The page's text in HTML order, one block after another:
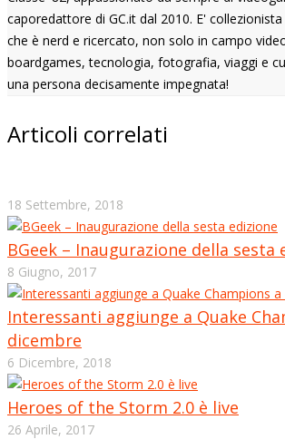
caporedattore di GC.it dal 2010. E'
che è nerd e ricercato, non solo in campo
boardgames, tecnologia, fotografia, viaggi e
una persona decisamente impegnata!
Articoli correlati
18 Settembre, 2018
BGeek – Inaugurazione della sesta
8 Giugno, 2017
Interessanti aggiunge a Quake
dicembre
6 Dicembre, 2018
Heroes of the Storm 2.0 è live
26 Aprile, 2017